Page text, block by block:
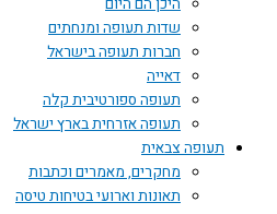
שדות תעופה ומנחתים
חברות תעופה בישראל
דאייה
תעופה ספורטיבית קלה
תעופה אזרחית בארץ ישראל
תעופה צבאית
מחקרים, מאמרים וכתבות
תאונות וארועי בטיחות טיסה